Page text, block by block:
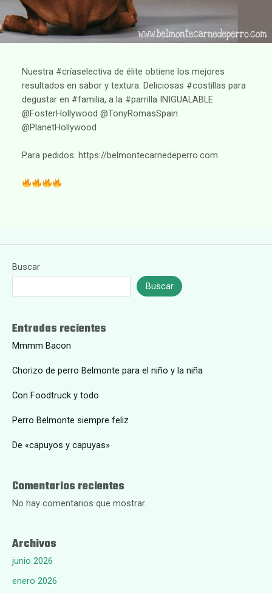
Nuestra #críaselectiva de élite obtiene los mejores
resultados en sabor y textura. Deliciosas #costillas para
degustar en #familia, a la #parrilla INIGUALABLE
@FosterHollywood @TonyRomasSpain
@PlanetHollywood
Para pedidos: https://belmontecarnedeperro.com
Buscar
Buscar
Entradas recientes
Mmmm Bacon
Chorizo de perro Belmonte para el niño y la niña
Con Foodtruck y todo
Perro Belmonte siempre feliz
De «capuyos y capuyas»
Comentarios recientes
No hay comentarios que mostrar.
Archivos
junio 2026
enero 2026